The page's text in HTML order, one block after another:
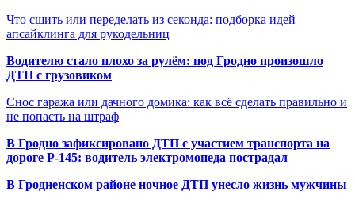
Что сшить или переделать из секонда: подборка идей
апсайклинга для рукодельниц
Водителю стало плохо за рулём: под Гродно произошло
ДТП с грузовиком
Снос гаража или дачного домика: как всё сделать правильно и
не попасть на штраф
В Гродно зафиксировано ДТП с участием транспорта на
дороге Р-145: водитель электромопеда пострадал
В Гродненском районе ночное ДТП унесло жизнь мужчины